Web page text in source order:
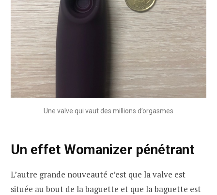
Une valve qui vaut des millions d’orgasmes
Un effet Womanizer pénétrant
L’autre grande nouveauté c’est que la valve est
située au bout de la baguette et que la baguette est